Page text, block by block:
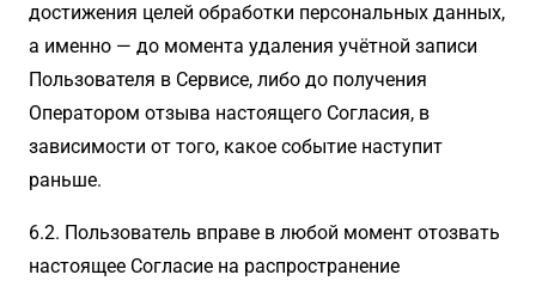
достижения целей обработки персональных данных,
а именно — до момента удаления учётной записи
Пользователя в Сервисе, либо до получения
Оператором отзыва настоящего Согласия, в
зависимости от того, какое событие наступит
раньше.
6.2. Пользователь вправе в любой момент отозвать
настоящее Согласие на распространение